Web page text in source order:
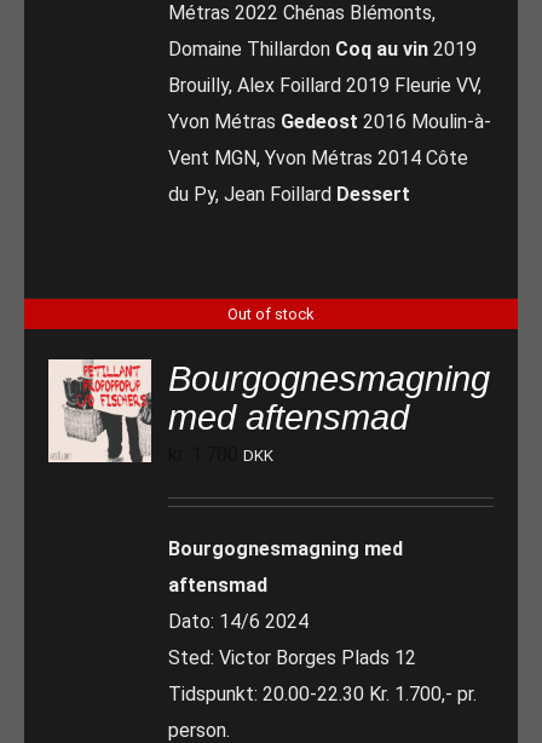
Métras 2022 Chénas Blémonts,
Domaine Thillardon Coq au vin 2019
Brouilly, Alex Foillard 2019 Fleurie VV,
Yvon Métras Gedeost 2016 Moulin-à-
Vent MGN, Yvon Métras 2014 Côte
du Py, Jean Foillard Dessert
Out of stock
Bourgognesmagning
med aftensmad
DKK
Bourgognesmagning med
aftensmad
Dato: 14/6 2024
Sted: Victor Borges Plads 12
Tidspunkt: 20.00-22.30 Kr. 1.700,- pr.
person.